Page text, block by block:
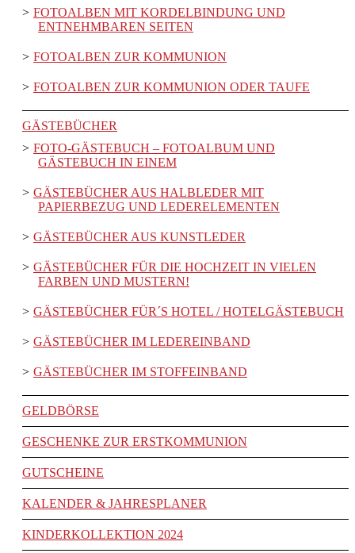
FOTOALBEN MIT KORDELBINDUNG UND
ENTNEHMBAREN SEITEN
FOTOALBEN ZUR KOMMUNION
FOTOALBEN ZUR KOMMUNION ODER TAUFE
GÄSTEBÜCHER
FOTO-GÄSTEBUCH – FOTOALBUM UND
GÄSTEBUCH IN EINEM
GÄSTEBÜCHER AUS HALBLEDER MIT
PAPIERBEZUG UND LEDERELEMENTEN
GÄSTEBÜCHER AUS KUNSTLEDER
GÄSTEBÜCHER FÜR DIE HOCHZEIT IN VIELEN
FARBEN UND MUSTERN!
GÄSTEBÜCHER FÜR´S HOTEL / HOTELGÄSTEBUCH
GÄSTEBÜCHER IM LEDEREINBAND
GÄSTEBÜCHER IM STOFFEINBAND
GELDBÖRSE
GESCHENKE ZUR ERSTKOMMUNION
GUTSCHEINE
KALENDER & JAHRESPLANER
KINDERKOLLEKTION 2024